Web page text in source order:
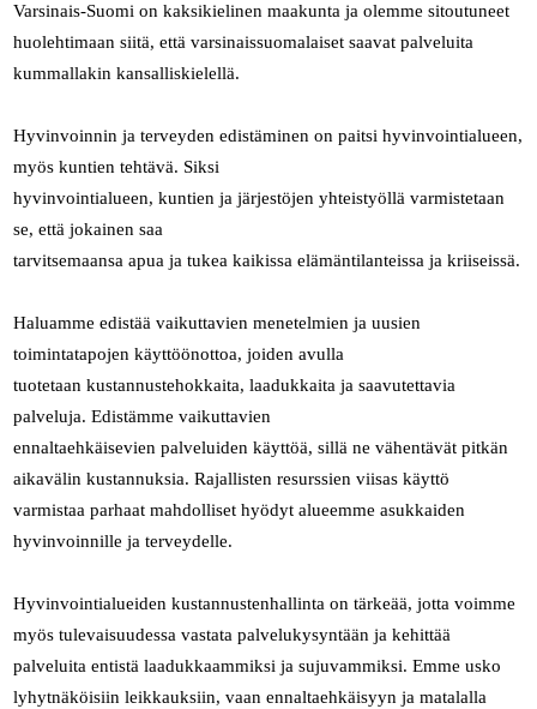
Varsinais-Suomi on kaksikielinen maakunta ja olemme sitoutuneet
huolehtimaan siitä, että varsinaissuomalaiset saavat palveluita
kummallakin kansalliskielellä.
Hyvinvoinnin ja terveyden edistäminen on paitsi hyvinvointialueen,
myös kuntien tehtävä. Siksi
hyvinvointialueen, kuntien ja järjestöjen yhteistyöllä varmistetaan
se, että jokainen saa
tarvitsemaansa apua ja tukea kaikissa elämäntilanteissa ja kriiseissä.
Haluamme edistää vaikuttavien menetelmien ja uusien
toimintatapojen käyttöönottoa, joiden avulla
tuotetaan kustannustehokkaita, laadukkaita ja saavutettavia
palveluja. Edistämme vaikuttavien
ennaltaehkäisevien palveluiden käyttöä, sillä ne vähentävät pitkän
aikavälin kustannuksia. Rajallisten resurssien viisas käyttö
varmistaa parhaat mahdolliset hyödyt alueemme asukkaiden
hyvinvoinnille ja terveydelle.
Hyvinvointialueiden kustannustenhallinta on tärkeää, jotta voimme
myös tulevaisuudessa vastata palvelukysyntään ja kehittää
palveluita entistä laadukkaammiksi ja sujuvammiksi. Emme usko
lyhytnäköisiin leikkauksiin, vaan ennaltaehkäisyyn ja matalalla